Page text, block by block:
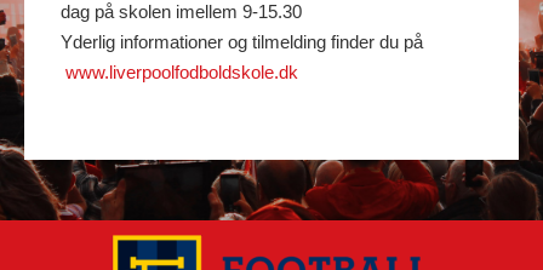
dag på skolen imellem 9-15.30
Yderlig informationer og tilmelding finder du på
www.liverpoolfodboldskole.dk